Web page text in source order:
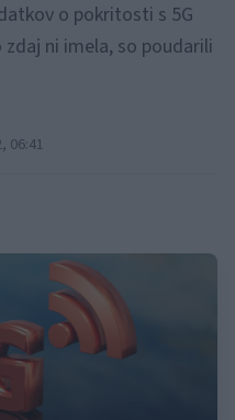
o pokritosti s 5G
ni imela, so poudarili
06:41